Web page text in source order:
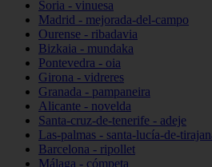
Soria - vinuesa
Madrid - mejorada-del-campo
Ourense - ribadavia
Bizkaia - mundaka
Pontevedra - oia
Girona - vidreres
Granada - pampaneira
Alicante - novelda
Santa-cruz-de-tenerife - adeje
Las-palmas - santa-lucía-de-
Barcelona - ripollet
Málaga - cómpeta